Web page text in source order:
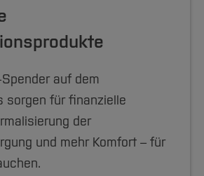
auf dem
sorgen für finanzielle
der
und mehr Komfort – für